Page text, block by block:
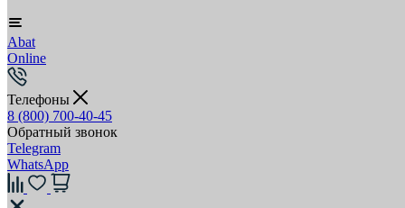
Abat
Online
Телефоны
8 (800) 700-40-45
Обратный звонок
Telegram
WhatsApp